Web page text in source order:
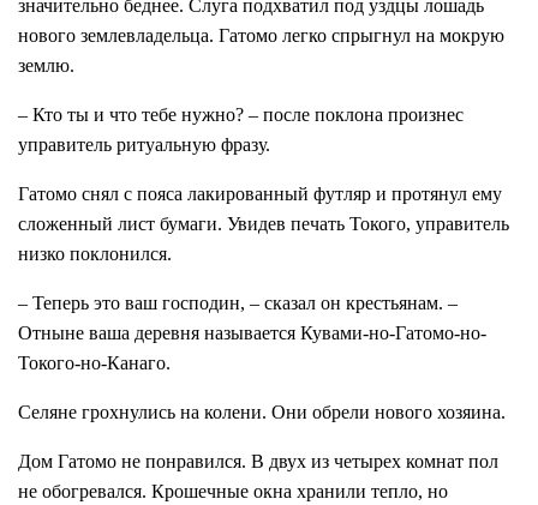
значительно беднее. Слуга подхватил под уздцы лошадь
нового землевладельца. Гатомо легко спрыгнул на мокрую
землю.
– Кто ты и что тебе нужно? – после поклона произнес
управитель ритуальную фразу.
Гатомо снял с пояса лакированный футляр и протянул ему
сложенный лист бумаги. Увидев печать Токого, управитель
низко поклонился.
– Теперь это ваш господин, – сказал он крестьянам. –
Отныне ваша деревня называется Кувами-но-Гатомо-но-
Токого-но-Канаго.
Селяне грохнулись на колени. Они обрели нового хозяина.
Дом Гатомо не понравился. В двух из четырех комнат пол
не обогревался. Крошечные окна хранили тепло, но